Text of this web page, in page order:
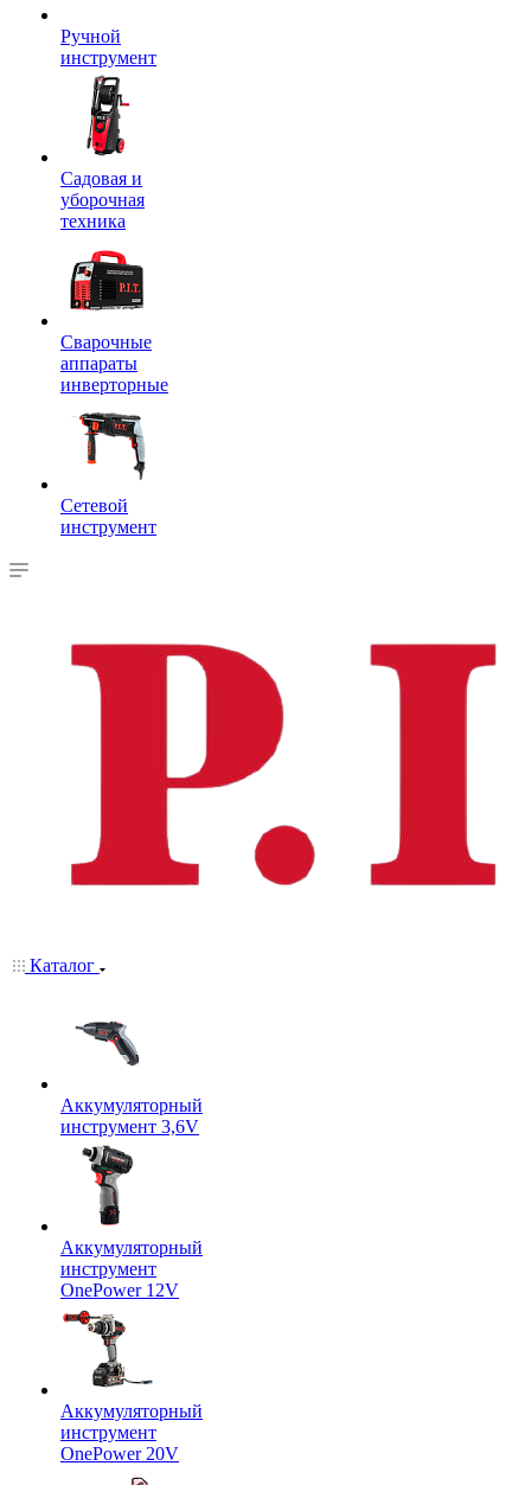
Ручной
инструмент
Садовая и
уборочная
техника
Сварочные
аппараты
инверторные
Сетевой
инструмент
Каталог
Аккумуляторный
инструмент 3,6V
Аккумуляторный
инструмент
OnePower 12V
Аккумуляторный
инструмент
OnePower 20V